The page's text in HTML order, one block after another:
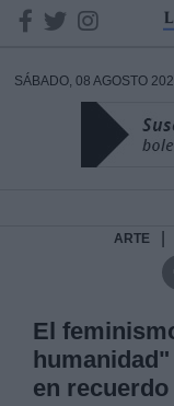
SÁBADO, 08 AGOSTO
ARTE
El
en
DATOS
Legitimación: